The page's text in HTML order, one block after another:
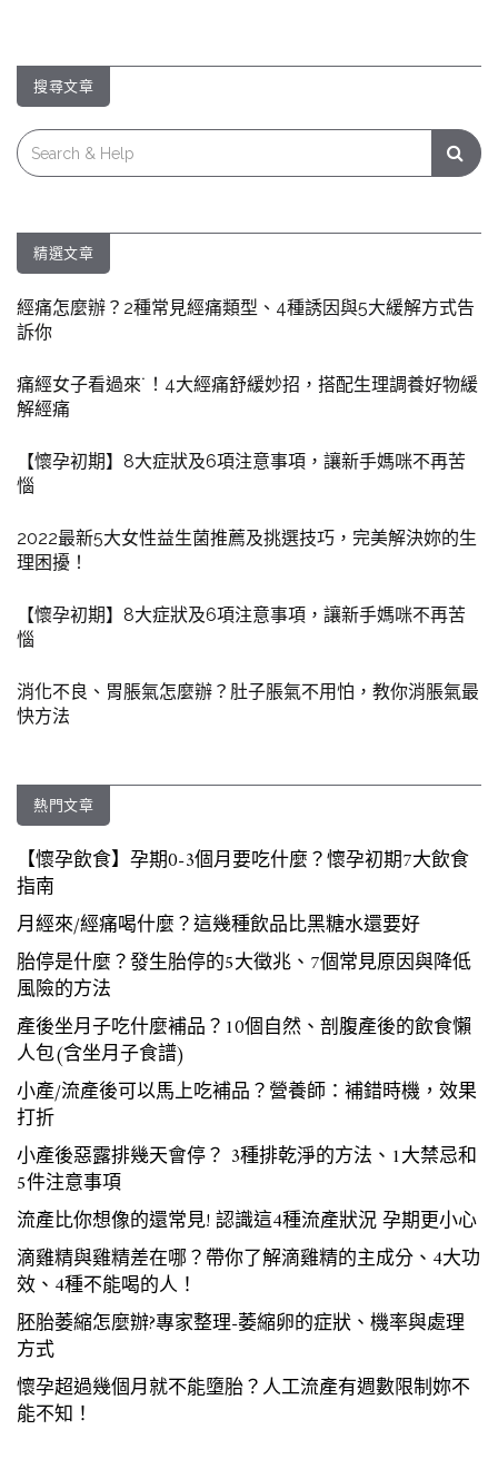
搜尋文章
Search
for:
精選文章
經痛怎麼辦？2種常見經痛類型、4種誘因與5大緩解方式告
訴你
痛經女子看過來˙！4大經痛舒緩妙招，搭配生理調養好物緩
解經痛
【懷孕初期】8大症狀及6項注意事項，讓新手媽咪不再苦
惱
2022最新5大女性益生菌推薦及挑選技巧，完美解決妳的生
理困擾！
【懷孕初期】8大症狀及6項注意事項，讓新手媽咪不再苦
惱
消化不良、胃脹氣怎麼辦？肚子脹氣不用怕，教你消脹氣最
快方法
熱門文章
【懷孕飲食】孕期0-3個月要吃什麼？懷孕初期7大飲食
指南
月經來/經痛喝什麼？這幾種飲品比黑糖水還要好
胎停是什麼？發生胎停的5大徵兆、7個常見原因與降低
風險的方法
產後坐月子吃什麼補品？10個自然、剖腹產後的飲食懶
人包(含坐月子食譜)
小產/流產後可以馬上吃補品？營養師：補錯時機，效果
打折
小產後惡露排幾天會停？ 3種排乾淨的方法、1大禁忌和
5件注意事項
流產比你想像的還常見! 認識這4種流產狀況 孕期更小心
滴雞精與雞精差在哪？帶你了解滴雞精的主成分、4大功
效、4種不能喝的人！
胚胎萎縮怎麼辦?專家整理-萎縮卵的症狀、機率與處理
方式
懷孕超過幾個月就不能墮胎？人工流產有週數限制妳不
能不知！